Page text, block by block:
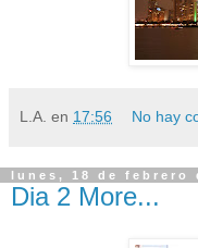
L.A. en 17:56 No hay
lunes, 18 de febrero
Dia 2 More...